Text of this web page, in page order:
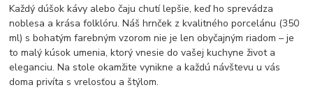
Každý dúšok kávy alebo čaju chutí lepšie, keď ho sprevádza
noblesa a krása folklóru. Náš hrnček z kvalitného porcelánu (350
ml) s bohatým farebným vzorom nie je len obyčajným riadom – je
to malý kúsok umenia, ktorý vnesie do vašej kuchyne život a
eleganciu. Na stole okamžite vynikne a každú návštevu u vás
doma privíta s vrelosťou a štýlom.